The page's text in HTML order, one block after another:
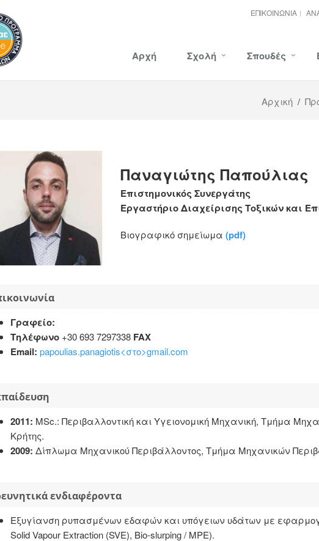
ΕΠΙΚΟΙΝΩΝΊΑ
Αρχή Σχολή Σπουδές
Αρχική /
Παναγιώτης Παπούλιας
Επιστημονικός Συνεργάτης
Εργαστήριο Διαχείρισης Τοξικών και
Βιογραφικό σημείωμα (pdf)
Γραφείο:
Τηλέφωνο+30 693 7297338 FAX
Email: papoulias.panagiotis<στο>gmail.com
2011: MSc.: Περιβαλλοντική και Υγειονομική Μηχανική, Τμήμα
Κρήτης.
2009: Δίπλωμα Μηχανικού Περιβάλλοντος, Τμήμα Μηχανικών
ενδιαφέροντα
Εξυγίανση ρυπασμένων εδαφών και υπόγειων υδάτων με
Solid Vapour Extraction (SVE), Bio-slurping / MPE).